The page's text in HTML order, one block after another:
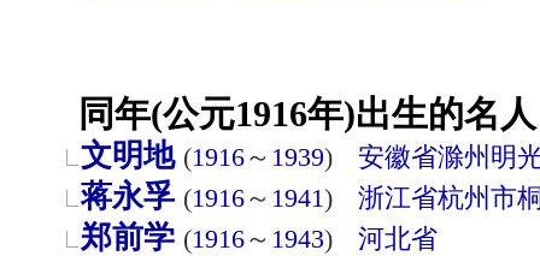
同年(公元1916年)出生的名
文明地 (1916～ 1939) 安徽省滁州 明
蒋永孚 (1916～ 1941) 浙江省杭州市
郑前学 (1916～ 1943) 河北省